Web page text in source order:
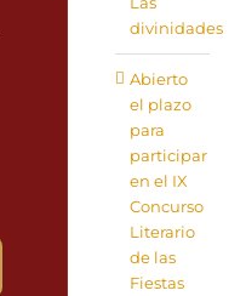
divinidades
Abierto
el plazo
para
participar
en el IX
Concurso
Literario
de las
Fiestas